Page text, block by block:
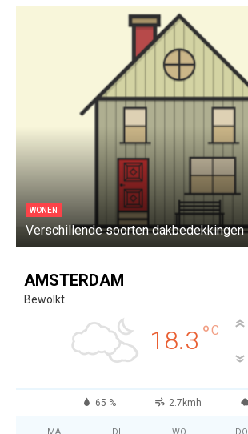
WONEN
Verschillende soorten dakbedekkingen
AMSTERDAM
Bewolkt
18.3 °C
65 % 2.7kmh